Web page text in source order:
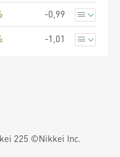
-0,99
-1,01
225 ©Nikkei Inc.